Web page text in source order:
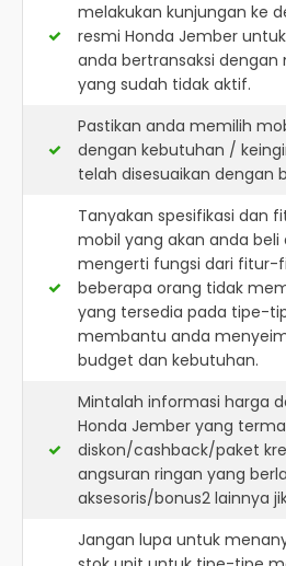
melakukan kunjungan ke
resmi Honda Jember
anda bertransaksi dengan
yang sudah tidak aktif.
Pastikan anda memilih
dengan kebutuhan /
telah disesuaikan dengan
Tanyakan spesifikasi dan
mobil yang akan anda beli
mengerti fungsi dari fitur-
beberapa orang tidak
yang tersedia pada tipe-
membantu anda
budget dan kebutuhan.
Mintalah informasi harga
Honda Jember yang
diskon/cashback/paket
angsuran ringan yang
aksesoris/bonus2 lainnya
Jangan lupa untuk